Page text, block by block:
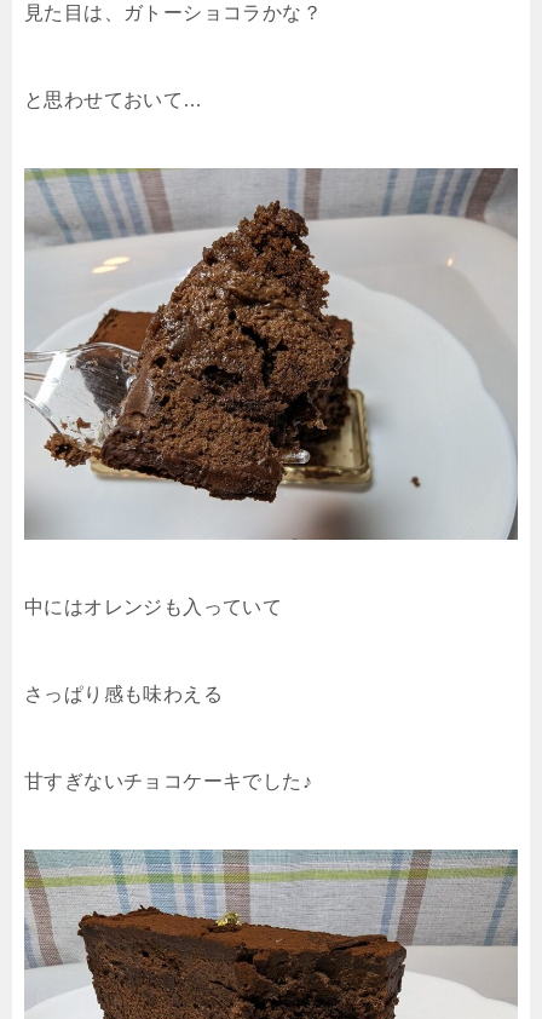
見た目は、ガトーショコラかな？
と思わせておいて…
中にはオレンジも入っていて
さっぱり感も味わえる
甘すぎないチョコケーキでした♪